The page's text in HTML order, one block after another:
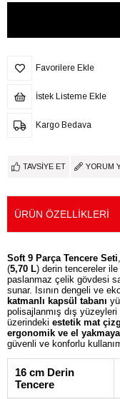
Favorilere Ekle
İstek Listeme Ekle
Kargo Bedava
TAVSIYE ET YORUM
ÜRÜN ÖZELLIKLERI
Soft 9 Parça Tencere Seti
(5,70 L) derin tencereler
paslanmaz çelik gövdesi
sunar. Isının dengeli ve
katmanlı kapsül tabanı
polisajlanmış dış
üzerindeki estetik mat
ergonomik ve el
güvenli ve konforlu
16 cm Derin
Tencere